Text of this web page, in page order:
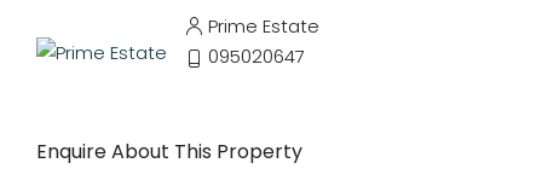
Prime Estate
095020647
Enquire About This Property